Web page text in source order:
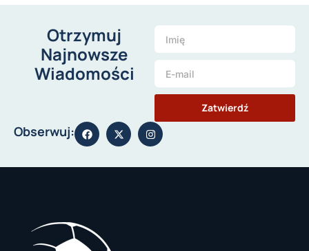
Otrzymuj
Najnowsze
Wiadomości
Zatwierdź
Obserwuj: